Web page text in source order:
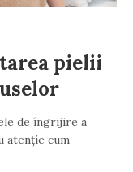
pielii
de îngrijire a
atenție cum